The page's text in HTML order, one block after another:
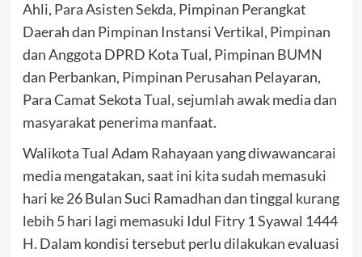
Ahli, Para Asisten Sekda, Pimpinan Perangkat
Daerah dan Pimpinan Instansi Vertikal, Pimpinan
dan Anggota DPRD Kota Tual, Pimpinan BUMN
dan Perbankan, Pimpinan Perusahan Pelayaran,
Para Camat Sekota Tual, sejumlah awak media dan
masyarakat penerima manfaat.
Walikota Tual Adam Rahayaan yang diwawancarai
media mengatakan, saat ini kita sudah memasuki
hari ke 26 Bulan Suci Ramadhan dan tinggal kurang
lebih 5 hari lagi memasuki Idul Fitry 1 Syawal 1444
H. Dalam kondisi tersebut perlu dilakukan evaluasi